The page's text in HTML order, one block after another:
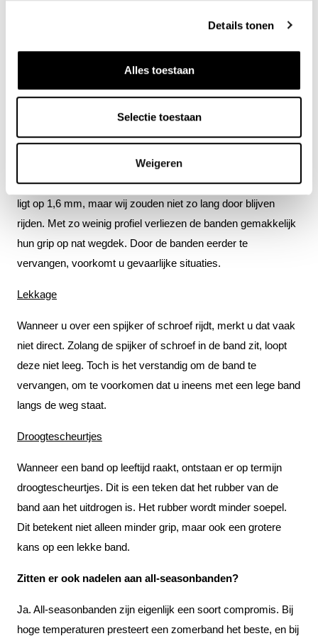
Details tonen
Alles toestaan
Selectie toestaan
Weigeren
Wanneer moeten banden vervangen worden?
droogtescheurtjes ontstaan.
Wij adviseren om zomerbanden te vervangen bij een
profieldiepte van minder dan 2,5 mm. Het wettelijke minimum
ligt op 1,6 mm, maar wij zouden niet zo lang door blijven
rijden. Met zo weinig profiel verliezen de banden gemakkelijk
hun grip op nat wegdek. Door de banden eerder te
vervangen, voorkomt u gevaarlijke situaties.
Lekkage
Wanneer u over een spijker of schroef rijdt, merkt u dat vaak
niet direct. Zolang de spijker of schroef in de band zit, loopt
deze niet leeg. Toch is het verstandig om de band te
vervangen, om te voorkomen dat u ineens met een lege band
langs de weg staat.
Droogtescheurtjes
Wanneer een band op leeftijd raakt, ontstaan er op termijn
droogtescheurtjes. Dit is een teken dat het rubber van de
band aan het uitdrogen is. Het rubber wordt minder soepel.
Dit betekent niet alleen minder grip, maar ook een grotere
kans op een lekke band.
Zitten er ook nadelen aan all-seasonbanden?
Ja. All-seasonbanden zijn eigenlijk een soort compromis. Bij
hoge temperaturen presteert een zomerband het beste, en bij